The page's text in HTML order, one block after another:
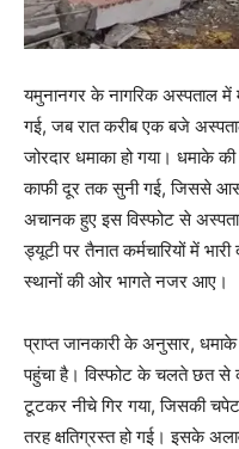
यमुनानगर के नागरिक अस्पताल
गई, जब रात करीब एक बजे
जोरदार धमाका हो गया। धमाके
काफी दूर तक सुनी गई, जिससे
अचानक हुए इस विस्फोट से
ड्यूटी पर तैनात कर्मचारियों में
स्थानों की ओर भागते नजर आए।
प्राप्त जानकारी के अनुसार,
पहुंचा है। विस्फोट के चलते छत से
टूटकर नीचे गिर गया, जिसकी
तरह क्षतिग्रस्त हो गई। इसके